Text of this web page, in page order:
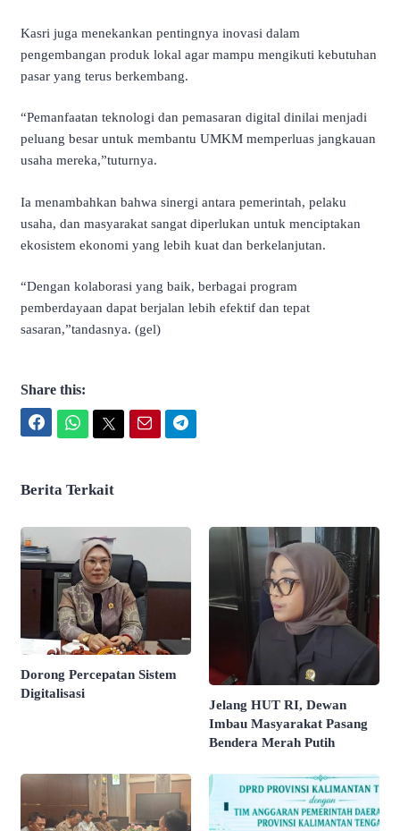
Kasri juga menekankan pentingnya inovasi dalam
pengembangan produk lokal agar mampu mengikuti kebutuhan
pasar yang terus berkembang.
“Pemanfaatan teknologi dan pemasaran digital dinilai menjadi
peluang besar untuk membantu UMKM memperluas jangkauan
usaha mereka,”tuturnya.
Ia menambahkan bahwa sinergi antara pemerintah, pelaku
usaha, dan masyarakat sangat diperlukan untuk menciptakan
ekosistem ekonomi yang lebih kuat dan berkelanjutan.
“Dengan kolaborasi yang baik, berbagai program
pemberdayaan dapat berjalan lebih efektif dan tepat
sasaran,”tandasnya. (gel)
Share this:
Berita Terkait
Dorong Percepatan Sistem
Digitalisasi
Jelang HUT RI, Dewan
Imbau Masyarakat Pasang
Bendera Merah Putih